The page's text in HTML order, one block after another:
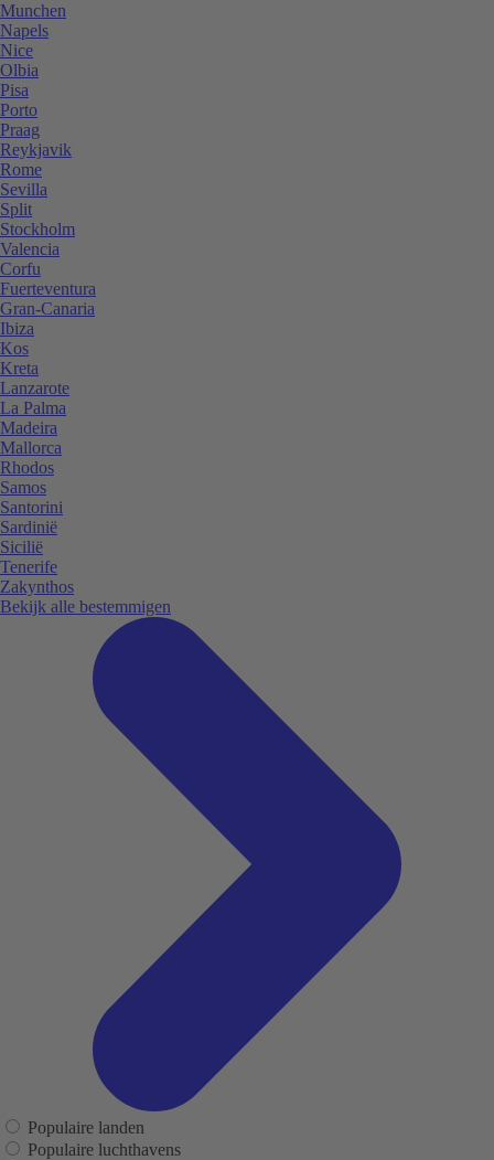
Munchen
Napels
Nice
Olbia
Pisa
Porto
Praag
Reykjavik
Rome
Sevilla
Split
Stockholm
Valencia
Corfu
Fuerteventura
Gran-Canaria
Ibiza
Kos
Kreta
Lanzarote
La Palma
Madeira
Mallorca
Rhodos
Samos
Santorini
Sardinië
Sicilië
Tenerife
Zakynthos
Bekijk alle bestemmigen
Populaire landen
Populaire luchthavens